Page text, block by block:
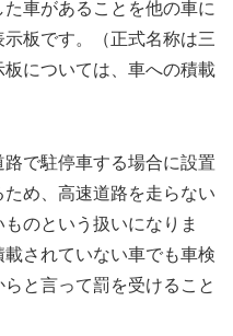
車があることを他の車に
板です。（正式名称は三
については、車への積載
で駐停車する場合に設置
め、高速道路を走らない
のという扱いになりま
されていない車でも車検
と言って罰を受けること